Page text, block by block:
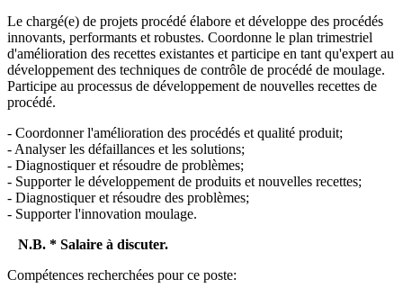
Le chargé(e) de projets procédé élabore et développe des procédés
innovants, performants et robustes. Coordonne le plan trimestriel
d'amélioration des recettes existantes et participe en tant qu'expert au
développement des techniques de contrôle de procédé de moulage.
Participe au processus de développement de nouvelles recettes de
procédé.
- Coordonner l'amélioration des procédés et qualité produit;
- Analyser les défaillances et les solutions;
- Diagnostiquer et résoudre de problèmes;
- Supporter le développement de produits et nouvelles recettes;
- Diagnostiquer et résoudre des problèmes;
- Supporter l'innovation moulage.
N.B. * Salaire à discuter.
Compétences recherchées pour ce poste: